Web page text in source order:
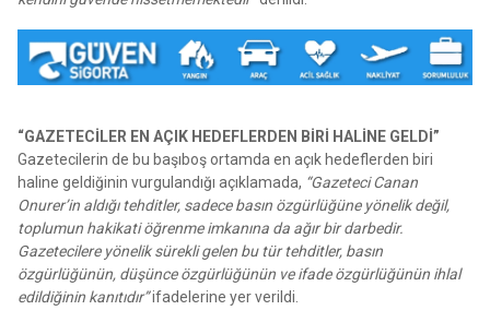
“GAZETECİLER EN AÇIK HEDEFLERDEN BİRİ HALİNE GELDİ”
Gazetecilerin de bu başıboş ortamda en açık hedeflerden biri
haline geldiğinin vurgulandığı açıklamada, “Gazeteci Canan
Onurer’in aldığı tehditler, sadece basın özgürlüğüne yönelik değil,
toplumun hakikati öğrenme imkanına da ağır bir darbedir.
Gazetecilere yönelik sürekli gelen bu tür tehditler, basın
özgürlüğünün, düşünce özgürlüğünün ve ifade özgürlüğünün ihlal
edildiğinin kanıtıdır”ifadelerine yer verildi.